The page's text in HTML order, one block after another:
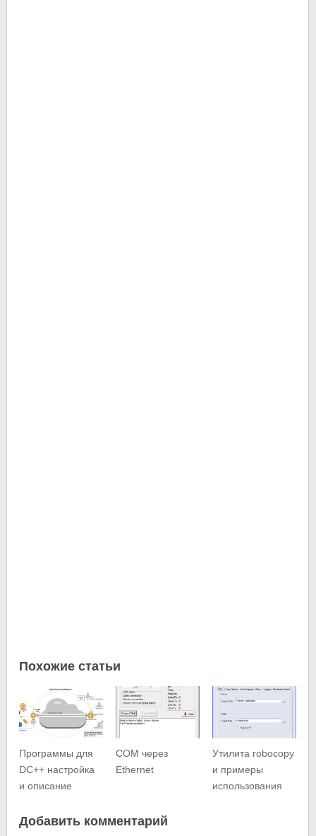
Похожие статьи
Программы для
DC++ настройка
и описание
COM через
Ethernet
Утилита robocopy
и примеры
использования
Добавить комментарий